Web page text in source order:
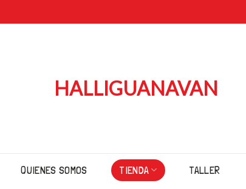
HALLIGUANAVAN
QUIENES SOMOS TIENDA TALLER